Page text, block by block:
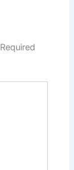
Required